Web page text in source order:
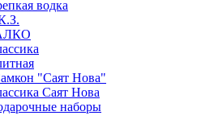
водка
"Саят Нова"
Саят Нова
наборы